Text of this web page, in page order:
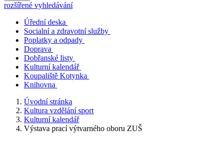
rozšířené vyhledávání
Úřední deska
Socialní a zdravotní služby
Poplatky a odpady
Doprava
Dobřanské listy
Kulturní kalendář
Koupaliště Kotynka
Knihovna
Úvodní stránka
Kultura vzdělání sport
Kulturní kalendář
Výstava prací výtvarného oboru ZUŠ